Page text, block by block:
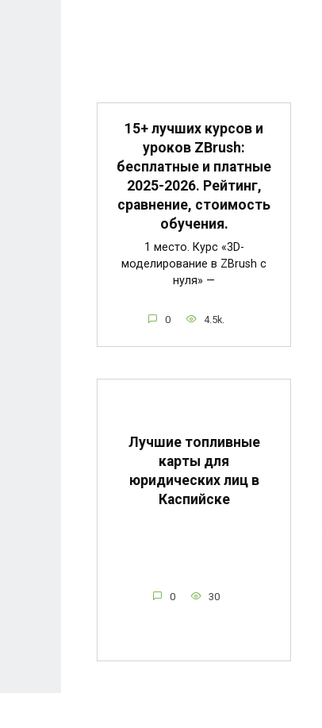
15+ лучших курсов и
уроков ZBrush:
бесплатные и платные
2025-2026. Рейтинг,
сравнение, стоимость
обучения.
1 место. Курс «3D-
моделирование в ZBrush с
нуля» —
0 4.5k.
Лучшие топливные
карты для
юридических лиц в
Каспийске
0 30